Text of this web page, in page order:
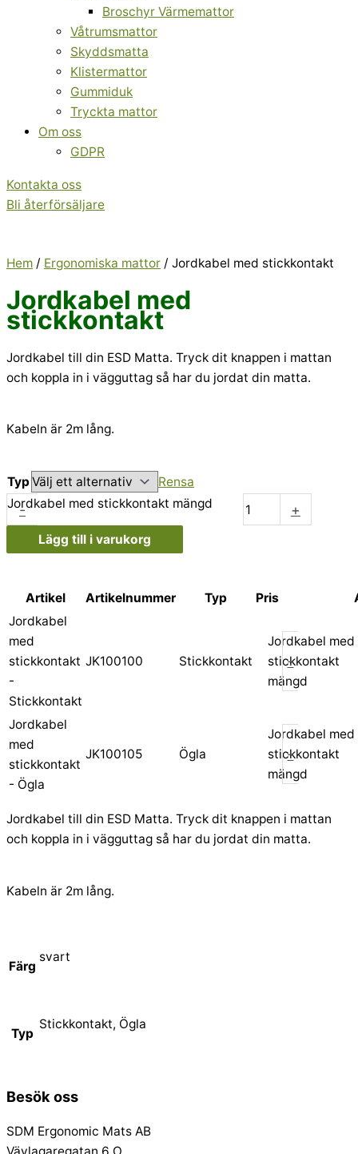
Broschyr Värmemattor
Våtrumsmattor
Skyddsmatta
Klistermattor
Gummiduk
Tryckta mattor
Om oss
GDPR
Kontakta oss
Bli återförsäljare
Hem / Ergonomiska mattor / Jordkabel med stickkontakt
Jordkabel med
stickkontakt
Jordkabel till din ESD Matta. Tryck dit knappen i mattan
och koppla in i vägguttag så har du jordat din matta.
Kabeln är 2m lång.
Typ Rensa
-
Jordkabel med stickkontakt mängd +
Lägg till i varukorg
Artikel Artikelnummer Typ Pris
Jordkabel
med
stickkontakt
-
Stickkontakt
JK100100 Stickkontakt -
Jordkabel med
stickkontakt
mängd
Jordkabel
med
stickkontakt
- Ögla
JK100105 Ögla -
Jordkabel med
stickkontakt
mängd
Jordkabel till din ESD Matta. Tryck dit knappen i mattan
och koppla in i vägguttag så har du jordat din matta.
Kabeln är 2m lång.
Färg
svart
Typ
Stickkontakt, Ögla
Besök oss
SDM Ergonomic Mats AB